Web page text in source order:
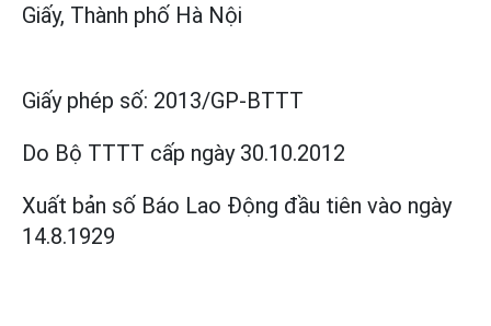
Giấy, Thành phố Hà Nội
Giấy phép số: 2013/GP-BTTT
Do Bộ TTTT cấp ngày 30.10.2012
Xuất bản số Báo Lao Động đầu tiên vào ngày
14.8.1929